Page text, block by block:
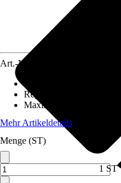
Art.-Nr.
Regelung
Maximale Förderhöhe
Mehr Artikeldetails
Menge (ST)
1 ST